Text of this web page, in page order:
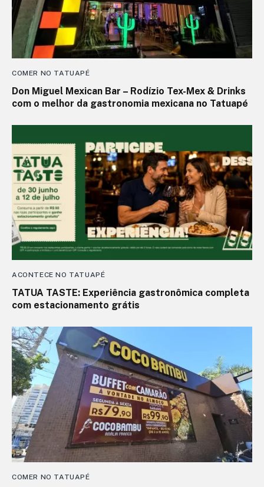
COMER NO TATUAPÉ
Don Miguel Mexican Bar – Rodízio Tex-Mex & Drinks
com o melhor da gastronomia mexicana no Tatuapé
ACONTECE NO TATUAPÉ
TATUA TASTE: Experiência gastronômica completa
com estacionamento grátis
COMER NO TATUAPÉ